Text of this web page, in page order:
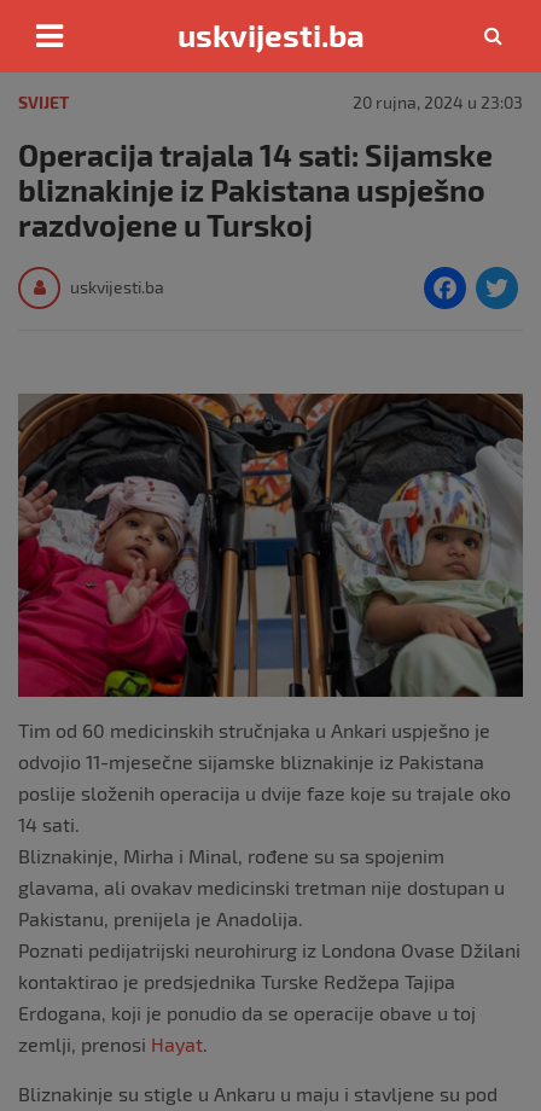
content
uskvijesti.ba
SVIJET 20 rujna, 2024 u 23:03
Operacija trajala 14 sati: Sijamske
bliznakinje iz Pakistana uspješno
razdvojene u Turskoj
uskvijesti.ba
F
e
b
o
o
k
Tim od 60 medicinskih stručnjaka u Ankari uspješno je
odvojio 11-mjesečne sijamske bliznakinje iz Pakistana
poslije složenih operacija u dvije faze koje su trajale oko
14 sati.
Bliznakinje, Mirha i Minal, rođene su sa spojenim
glavama, ali ovakav medicinski tretman nije dostupan u
Pakistanu, prenijela je Anadolija.
Poznati pedijatrijski neurohirurg iz Londona Ovase Džilani
kontaktirao je predsjednika Turske Redžepa Tajipa
Erdogana, koji je ponudio da se operacije obave u toj
zemlji, prenosi Hayat
Bliznakinje su stigle u Ankaru u maju i stavljene su pod